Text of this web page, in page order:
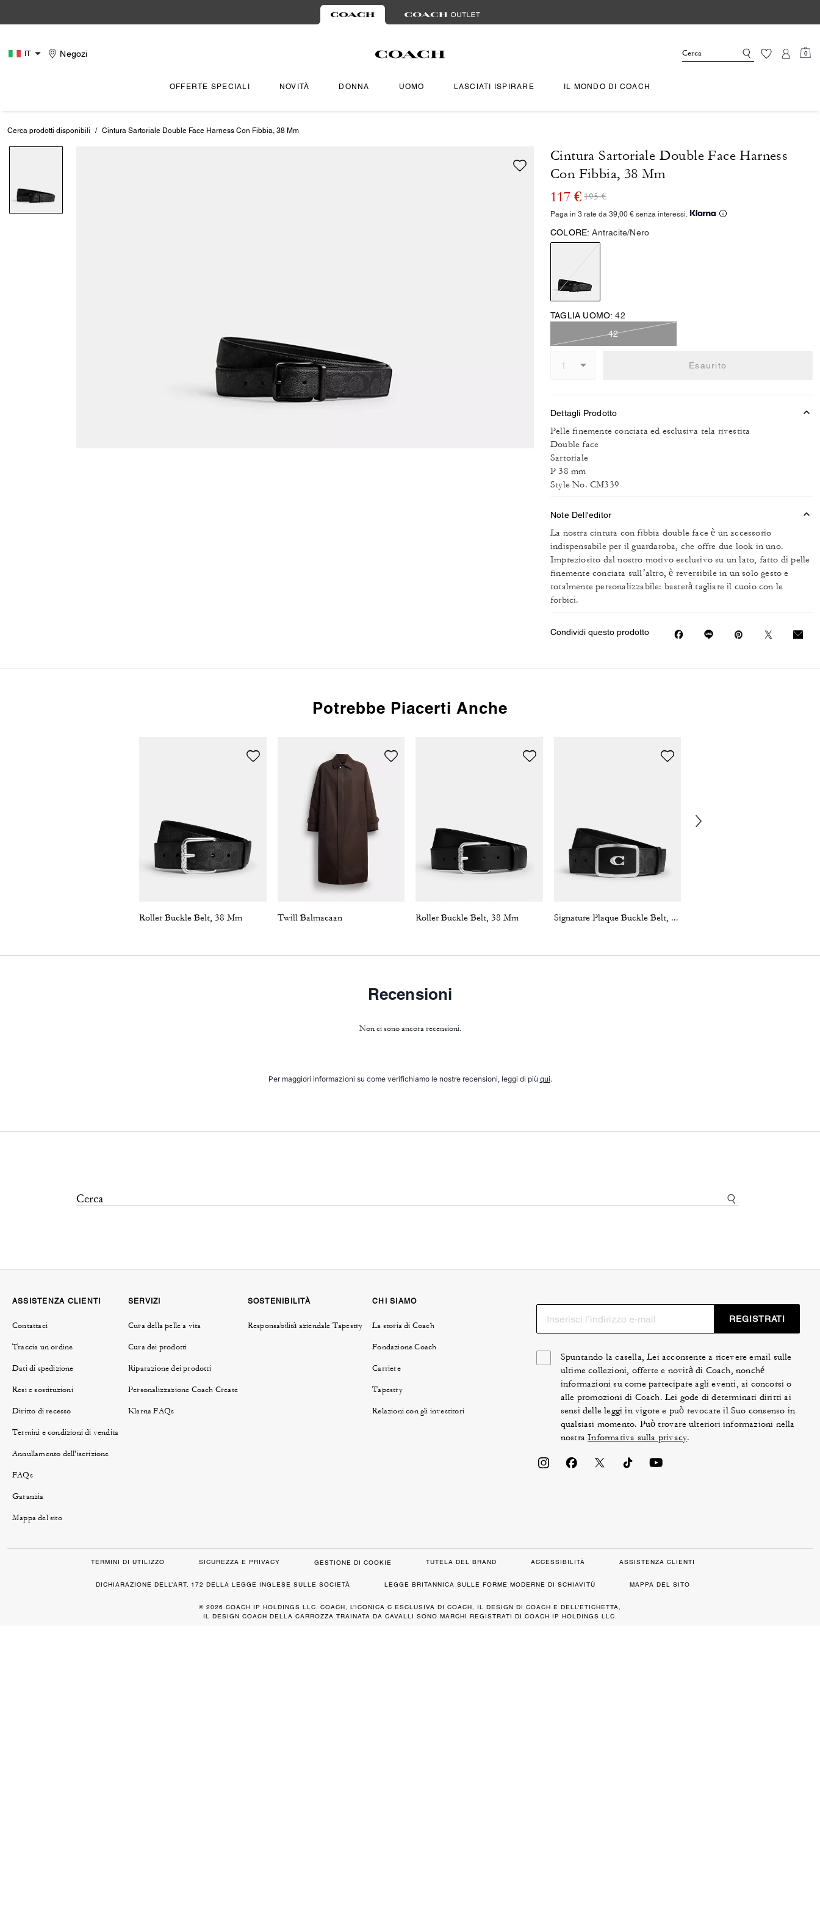
IT Negozi 0
OFFERTE SPECIALI NOVITÀ DONNA UOMO LASCIATI ISPIRARE IL MONDO DI COACH
Cerca prodotti disponibili / Cintura Sartoriale Double Face Harness Con Fibbia, 38 Mm
Cintura Sartoriale Double Face Harness
Con Fibbia, 38 Mm
117 € 195 €
Paga in 3 rate da 39,00 € senza interessi.
COLORE: Antracite/Nero
TAGLIA UOMO: 42
42
Esaurito
Dettagli Prodotto
Pelle finemente conciata ed esclusiva tela rivestita
Double face
Sartoriale
P 38 mm
Style No. CM339
Note Dell'editor
La nostra cintura con fibbia double face è un accessorio
indispensabile per il guardaroba, che offre due look in uno.
Impreziosito dal nostro motivo esclusivo su un lato, fatto di pelle
finemente conciata sull’altro, è reversibile in un solo gesto e
totalmente personalizzabile: basterà tagliare il cuoio con le
forbici.
Condividi questo prodotto
Potrebbe Piacerti Anche
Roller Buckle Belt, 38 Mm Twill Balmacaan Roller Buckle Belt, 38 Mm Signature Plaque Buckle Belt, 38 Mm
Recensioni
Non ci sono ancora recensioni.
Per maggiori informazioni su come verifichiamo le nostre recensioni, leggi di più qui.
ASSISTENZA CLIENTI
Contattaci
Traccia un ordine
Dati di spedizione
Resi e sostituzioni
Diritto di recesso
Termini e condizioni di vendita
Annullamento dell'iscrizione
FAQs
Garanzia
Mappa del sito
SERVIZI
Cura della pelle a vita
Cura dei prodotti
Riparazione dei prodotti
Personalizzazione Coach Create
Klarna FAQs
SOSTENIBILITÀ
Responsabilità aziendale Tapestry
CHI SIAMO
La storia di Coach
Fondazione Coach
Carriere
Tapestry
Relazioni con gli investitori
REGISTRATI
Spuntando la casella, Lei acconsente a ricevere email sulle
ultime collezioni, offerte e novità di Coach, nonché
informazioni su come partecipare agli eventi, ai concorsi o
alle promozioni di Coach. Lei gode di determinati diritti ai
sensi delle leggi in vigore e può revocare il Suo consenso in
qualsiasi momento. Può trovare ulteriori informazioni nella
nostraInformativa sulla privacy.
TERMINI DI UTILIZZO SICUREZZA E PRIVACY GESTIONE DI COOKIE TUTELA DEL BRAND ACCESSIBILITÀ ASSISTENZA CLIENTI
DICHIARAZIONE DELL’ART. 172 DELLA LEGGE INGLESE SULLE SOCIETÀ LEGGE BRITANNICA SULLE FORME MODERNE DI SCHIAVITÙ MAPPA DEL SITO
© 2026 COACH IP HOLDINGS LLC. COACH, L’ICONICA C ESCLUSIVA DI COACH, IL DESIGN DI COACH E DELL’ETICHETTA,
IL DESIGN COACH DELLA CARROZZA TRAINATA DA CAVALLI SONO MARCHI REGISTRATI DI COACH IP HOLDINGS LLC.